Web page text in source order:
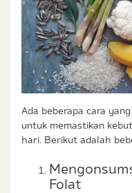
Ada beberapa cara
untuk memastikan
hari. Berikut adalah
Folat